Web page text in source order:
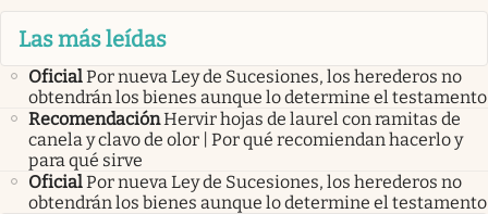
Las más leídas
OficialPor nueva Ley de Sucesiones, los herederos no
obtendrán los bienes aunque lo determine el testamento
RecomendaciónHervir hojas de laurel con ramitas de
canela y clavo de olor | Por qué recomiendan hacerlo y
para qué sirve
OficialPor nueva Ley de Sucesiones, los herederos no
obtendrán los bienes aunque lo determine el testamento